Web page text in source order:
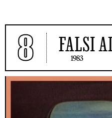
8 FALSI
1983